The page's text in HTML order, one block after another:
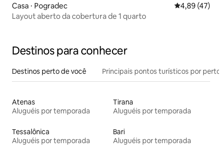
Casa ⋅ Pogradec 4,89 de uma
4,89 (47)
Layout aberto da cobertura de 1 quarto
Destinos para conhecer
Destinos perto de você Principais pontos turísticos por perto
Atenas
Aluguéis por temporada
Tirana
Aluguéis por temporada
Tessalônica
Aluguéis por temporada
Bari
Aluguéis por temporada